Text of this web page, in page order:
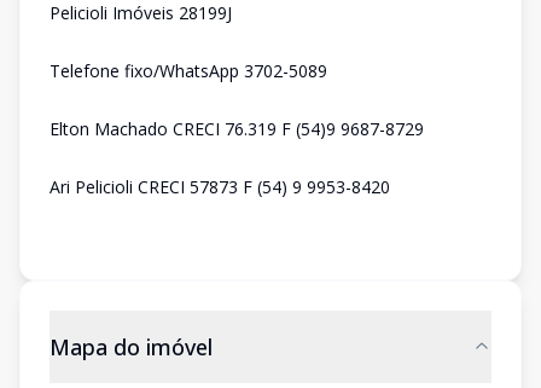
Pelicioli Imóveis 28199J
Telefone fixo/WhatsApp 3702-5089
Elton Machado CRECI 76.319 F (54)9 9687-8729
Ari Pelicioli CRECI 57873 F (54) 9 9953-8420
Mapa do imóvel